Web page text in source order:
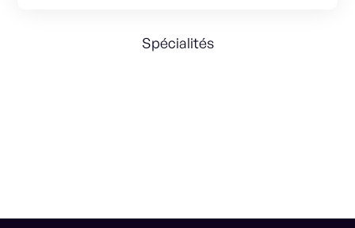
Spécialités